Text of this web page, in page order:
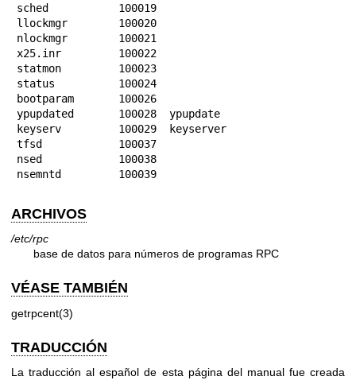
sched           100019
llockmgr        100020
nlockmgr        100021
x25.inr         100022
statmon         100023
status          100024
bootparam       100026
ypupdated       100028  ypupdate
keyserv         100029  keyserver
tfsd            100037
nsed            100038
nsemntd         100039
ARCHIVOS
/etc/rpc
base de datos para números de programas RPC
VÉASE TAMBIÉN
getrpcent(3)
TRADUCCIÓN
La traducción al español de esta página del manual fue creada